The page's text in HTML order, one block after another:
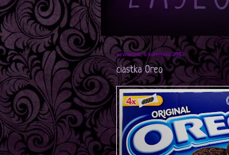
czwartek, 6 kwietnia 2023
ciastka Oreo